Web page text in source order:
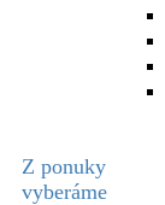
Z ponuky
vyberáme